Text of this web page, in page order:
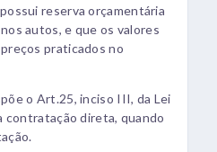
reserva orçamentária
autos, e que os valores
praticados no
o Art.25, inciso III, da Lei
contratação direta, quando